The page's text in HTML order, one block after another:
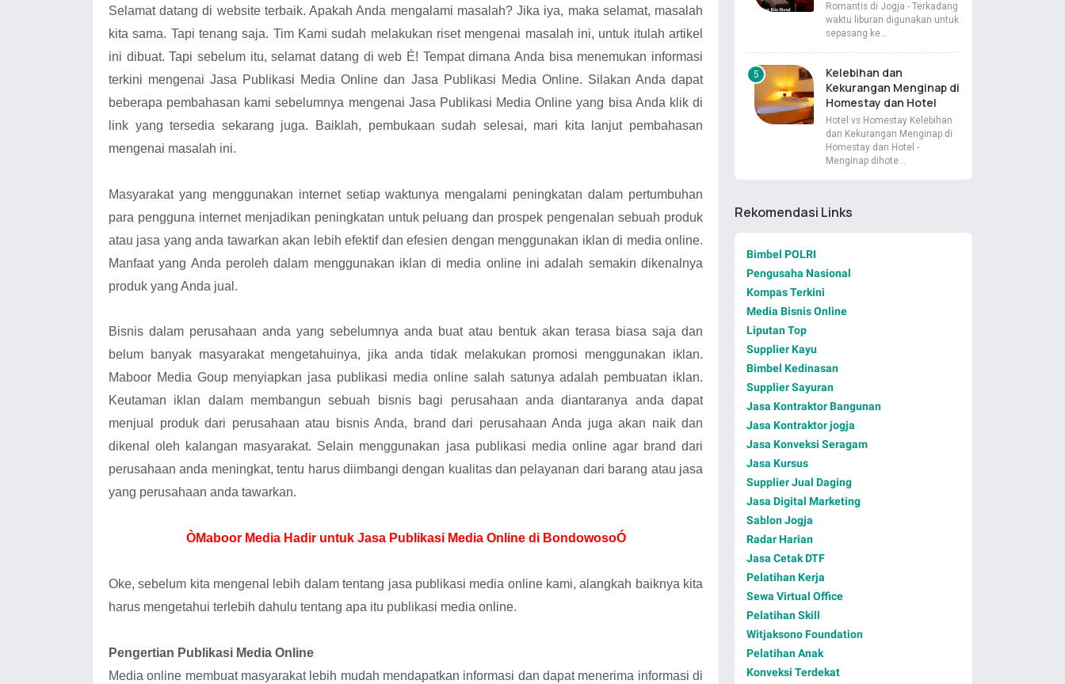
Selamat datang di website terbaik. Apakah Anda mengalami masalah? Jika iya, maka selamat, masalah
kita sama. Tapi tenang saja. Tim Kami sudah melakukan riset mengenai masalah ini, untuk itulah artikel
ini dibuat. Tapi sebelum itu, selamat datang di web É! Tempat dimana Anda bisa menemukan informasi
terkini mengenai Jasa Publikasi Media Online dan Jasa Publikasi Media Online. Silakan Anda dapat
beberapa pembahasan kami sebelumnya mengenai Jasa Publikasi Media Online yang bisa Anda klik di
link yang tersedia sekarang juga. Baiklah, pembukaan sudah selesai, mari kita lanjut pembahasan
mengenai masalah ini.
Masyarakat yang menggunakan internet setiap waktunya mengalami peningkatan dalam pertumbuhan
para pengguna internet menjadikan peningkatan untuk peluang dan prospek pengenalan sebuah produk
atau jasa yang anda tawarkan akan lebih efektif dan efesien dengan menggunakan iklan di media online.
Manfaat yang Anda peroleh dalam menggunakan iklan di media online ini adalah semakin dikenalnya
produk yang Anda jual.
Bisnis dalam perusahaan anda yang sebelumnya anda buat atau bentuk akan terasa biasa saja dan
belum banyak masyarakat mengetahuinya, jika anda tidak melakukan promosi menggunakan iklan.
Maboor Media Goup menyiapkan jasa publikasi media online salah satunya adalah pembuatan iklan.
Keutaman iklan dalam membangun sebuah bisnis bagi perusahaan anda diantaranya anda dapat
menjual produk dari perusahaan atau bisnis Anda, brand dari perusahaan Anda juga akan naik dan
dikenal oleh kalangan masyarakat. Selain menggunakan jasa publikasi media online agar brand dari
perusahaan anda meningkat, tentu harus diimbangi dengan kualitas dan pelayanan dari barang atau jasa
yang perusahaan anda tawarkan.
ÒMaboor Media Hadir untuk Jasa Publikasi Media Online di BondowosoÓ
Oke, sebelum kita mengenal lebih dalam tentang jasa publikasi media online kami, alangkah baiknya kita
harus mengetahui terlebih dahulu tentang apa itu publikasi media online.
Pengertian Publikasi Media Online
Media online membuat masyarakat lebih mudah mendapatkan informasi dan dapat menerima informasi di
Romantis di Jogja - Terkadang
waktu liburan digunakan untuk
sepasang ke…
Kelebihan dan
Kekurangan Menginap di
Homestay dan Hotel
Hotel vs Homestay Kelebihan
dan Kekurangan Menginap di
Homestay dan Hotel -
Menginap dihote…
Rekomendasi Links
Bimbel POLRI
Pengusaha Nasional
Kompas Terkini
Media Bisnis Online
Liputan Top
Supplier Kayu
Bimbel Kedinasan
Supplier Sayuran
Jasa Kontraktor Bangunan
Jasa Kontraktor jogja
Jasa Konveksi Seragam
Jasa Kursus
Supplier Jual Daging
Jasa Digital Marketing
Sablon Jogja
Radar Harian
Jasa Cetak DTF
Pelatihan Kerja
Sewa Virtual Office
Pelatihan Skill
Witjaksono Foundation
Pelatihan Anak
Konveksi Terdekat